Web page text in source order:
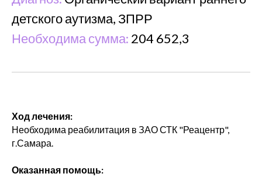
детского аутизма, ЗПРР
Необходима сумма: 204 652,3
Ход лечения:
Необходима реабилитация в ЗАО СТК "Реацентр",
г.Самара.
Оказанная помощь: